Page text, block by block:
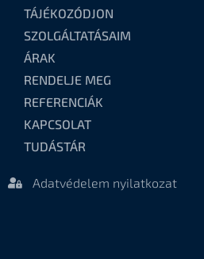
TÁJÉKOZÓDJON
SZOLGÁLTATÁSAIM
ÁRAK
RENDELJE MEG
REFERENCIÁK
KAPCSOLAT
TUDÁSTÁR
Adatvédelem nyilatkozat